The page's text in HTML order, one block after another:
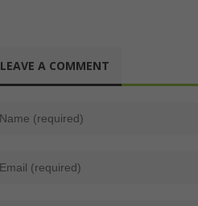
LEAVE A COMMENT